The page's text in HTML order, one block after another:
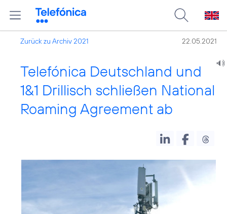
Zurück zu Archiv 2021 22.05.2021
Telefónica Deutschland und
1&1 Drillisch schließen National
Roaming Agreement ab